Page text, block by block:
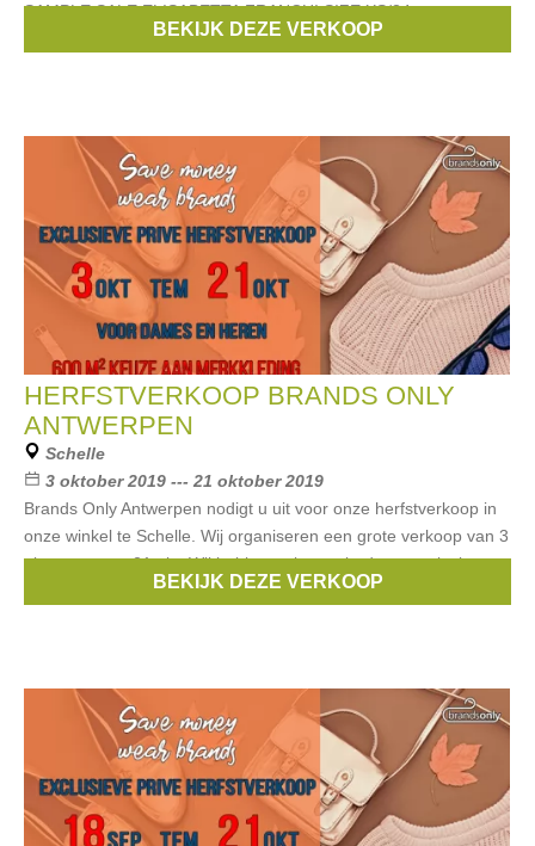
SAMPLE SALE ELISABETTA FRANCHI SIZE XS/34
Elisabetta Franchi
BEKIJK DEZE VERKOOP
HERFSTVERKOOP BRANDS ONLY
ANTWERPEN
Schelle
3 oktober 2019 --- 21 oktober 2019
Brands Only Antwerpen nodigt u uit voor onze herfstverkoop in
onze winkel te Schelle. Wij organiseren een grote verkoop van 3
okt tot en met 21 okt. Wij hebben ruim aanbod van exclusieve
merken voor damesBEKIJK DEZE VERKOOP